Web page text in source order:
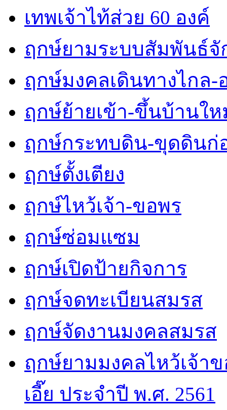
เทพเจ้าไท้ส่วย 60 องค์
ฤกษ์ยามระบบสัมพันธ์จั
ฤกษ์มงคลเดินทางไกล-
ฤกษ์ย้ายเข้า-ขึ้นบ้านใ
ฤกษ์กระทบดิน-ขุดดินก่
ฤกษ์ตั้งเตียง
ฤกษ์ไหว้เจ้า-ขอพร
ฤกษ์ซ่อมแซม
ฤกษ์เปิดป้ายกิจการ
ฤกษ์จดทะเบียนสมรส
ฤกษ์จัดงานมงคลสมรส
ฤกษ์ยามมงคลไหว้เจ้า
เอี๊ย ประจำปี พ.ศ. 2561